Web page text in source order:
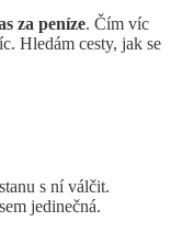
za peníze. Čím víc
Hledám cesty, jak se
s ní válčit.
jedinečná.